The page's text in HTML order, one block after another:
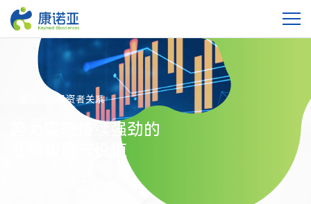
投资者关系
努力实现持续强劲的
业绩和股东价值